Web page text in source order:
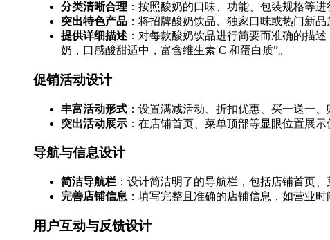
分类清晰合理 ：按照酸奶的口味、功能、包装规格等
突出特色产品 ：将招牌酸奶饮品、独家口味或热门新
提供详细描述 ：对每款酸奶饮品进行简要而准确的描
奶，口感酸甜适中，富含维生素 C 和蛋白质”。
促销活动设计
丰富活动形式 ：设置满减活动、折扣优惠、买一送一
突出活动展示 ：在店铺首页、菜单顶部等显眼位置展
导航与信息设计
简洁导航栏 ：设计简洁明了的导航栏，包括店铺首页
完善店铺信息 ：填写完整且准确的店铺信息，如营业
用户互动与反馈设计